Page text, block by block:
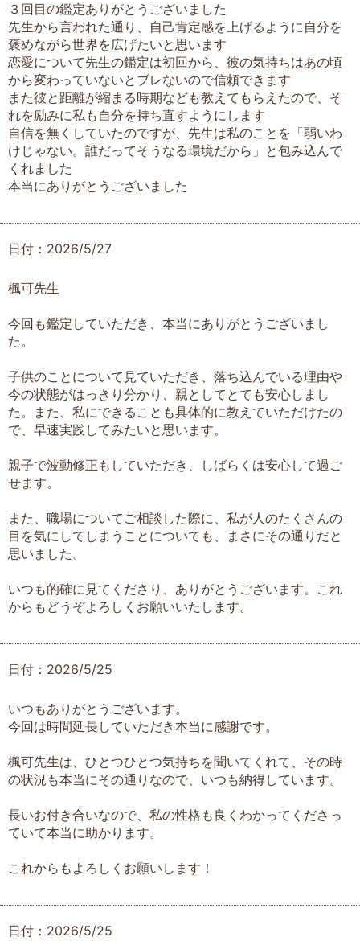
３回目の鑑定ありがとうございました
先生から言われた通り、自己肯定感を上げるように自分を
褒めながら世界を広げたいと思います
恋愛について先生の鑑定は初回から、彼の気持ちはあの頃
から変わっていないとブレないので信頼できます
また彼と距離が縮まる時期なども教えてもらえたので、そ
れを励みに私も自分を持ち直すようにします
自信を無くしていたのですが、先生は私のことを「弱いわ
けじゃない。誰だってそうなる環境だから」と包み込んで
くれました
本当にありがとうございました
日付：2026/5/27
楓可先生
今回も鑑定していただき、本当にありがとうございまし
た。
子供のことについて見ていただき、落ち込んでいる理由や
今の状態がはっきり分かり、親としてとても安心しまし
た。また、私にできることも具体的に教えていただけたの
で、早速実践してみたいと思います。
親子で波動修正もしていただき、しばらくは安心して過ご
せます。
また、職場についてご相談した際に、私が人のたくさんの
目を気にしてしまうことについても、まさにその通りだと
思いました。
いつも的確に見てくださり、ありがとうございます。これ
からもどうぞよろしくお願いいたします。
日付：2026/5/25
いつもありがとうございます。
今回は時間延長していただき本当に感謝です。
楓可先生は、ひとつひとつ気持ちを聞いてくれて、その時
の状況も本当にその通りなので、いつも納得しています。
長いお付き合いなので、私の性格も良くわかってくださっ
ていて本当に助かります。
これからもよろしくお願いします！
日付：2026/5/25